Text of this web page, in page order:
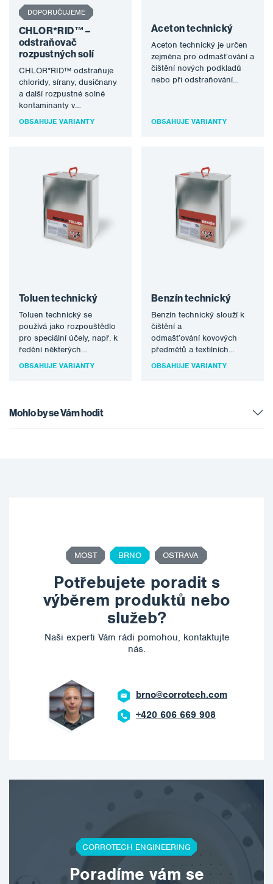
DOPORUČUJEME
CHLOR*RID™ –
odstraňovač
rozpustných solí
CHLOR*RID™ odstraňuje
chloridy, sírany, dusičnany
a další rozpustné solné
kontaminanty v
jednoduchém ředění s
OBSAHUJE VARIANTY
Aceton technický
Aceton technický je určen
zejména pro odmašťování a
čištění nových podkladů
nebo při odstraňování
OBSAHUJE VARIANTY
Toluen technický
Toluen technický se
používá jako rozpouštědlo
pro speciální účely, např. k
ředění některých
kaučukových lepidel,
OBSAHUJE VARIANTY
Benzín technický
Benzín technický slouží k
čištění a
odmašťování kovových
předmětů a textilních
materiálů, lze použít i jako
OBSAHUJE VARIANTY
Mohlo by se Vám hodit
MOST BRNO OSTRAVA
Potřebujete poradit s
výběrem produktů nebo
služeb?
Naši experti Vám rádi pomohou, kontaktujte
nás.
brno@corrotech.com
+420 606 669 908
CORROTECH ENGINEERING
Poradíme vám se